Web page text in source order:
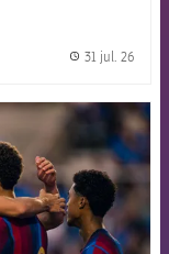
31 jul. 26
badge